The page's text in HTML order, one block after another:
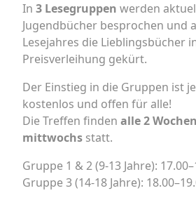
In 3 Lesegruppen werden
Jugendbücher besprochen und
Lesejahres die Lieblingsbücher
Preisverleihung gekürt.
Der Einstieg in die Gruppen ist
kostenlos und offen für alle!
Die Treffen finden alle 2
mittwochs statt.
Gruppe 1 & 2 (9-13 Jahre):
Gruppe 3 (14-18 Jahre):